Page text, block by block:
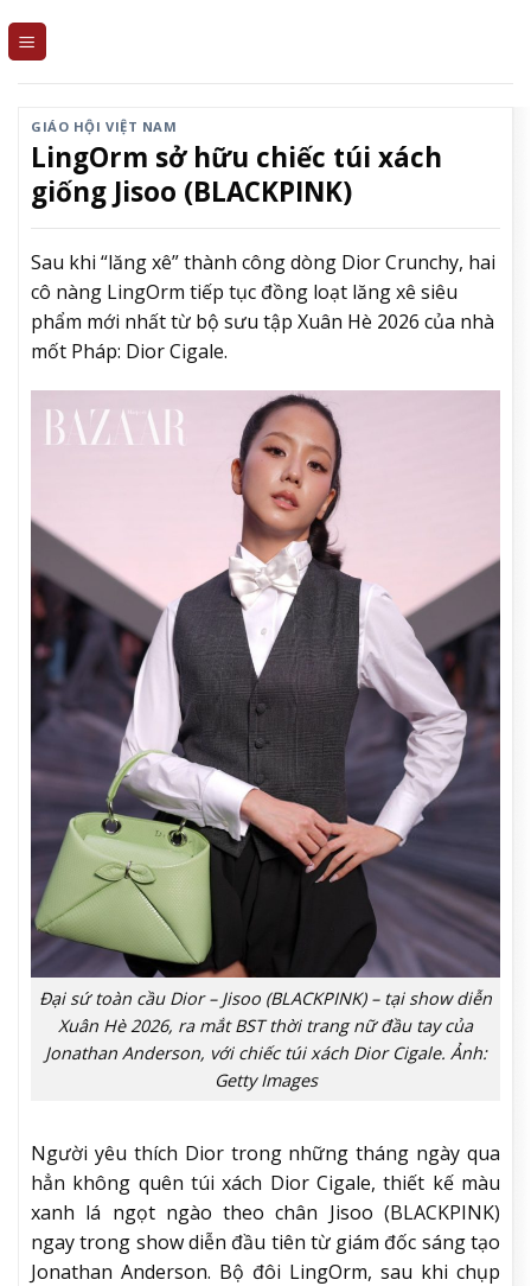
GIÁO HỘI VIỆT NAM
LingOrm sở hữu chiếc túi xách
giống Jisoo (BLACKPINK)
Sau khi “lăng xê” thành công dòng Dior Crunchy, hai
cô nàng LingOrm tiếp tục đồng loạt lăng xê siêu
phẩm mới nhất từ bộ sưu tập Xuân Hè 2026 của nhà
mốt Pháp: Dior Cigale.
Đại sứ toàn cầu Dior – Jisoo (BLACKPINK) – tại show diễn
Xuân Hè 2026, ra mắt BST thời trang nữ đầu tay của
Jonathan Anderson, với chiếc túi xách Dior Cigale. Ảnh:
Getty Images
Người yêu thích Dior trong những tháng ngày qua
hẳn không quên túi xách Dior Cigale, thiết kế màu
xanh lá ngọt ngào theo chân Jisoo (BLACKPINK)
ngay trong show diễn đầu tiên từ giám đốc sáng tạo
Jonathan Anderson. Bộ đôi LingOrm, sau khi chụp